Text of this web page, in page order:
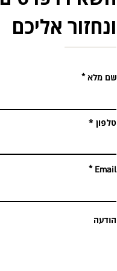
ונחזור אליכם
שם מלא
טלפון
Email
הודעה